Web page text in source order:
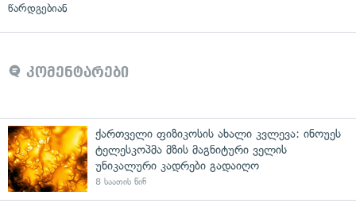
წარდგებიან
კომენტარები
ქართველი ფიზიკოსის ახალი კვლევა: ინოუეს
ტელესკოპმა მზის მაგნიტური ველის
უნიკალური კადრები გადაიღო
8 საათის წინ